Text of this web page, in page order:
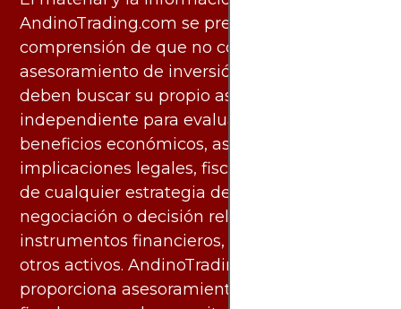
AndinoTrading.com se presentan con la
comprensión de que no constituyen
asesoramiento de inversión. Los usuarios
deben buscar su propio asesoramiento
independiente para evaluar los riesgos y
beneficios económicos, así como las
implicaciones legales, fiscales y contables
de cualquier estrategia de inversión,
negociación o decisión relacionada con
instrumentos financieros, materias primas u
otros activos. AndinoTrading.com no
proporciona asesoramiento legal, contable o